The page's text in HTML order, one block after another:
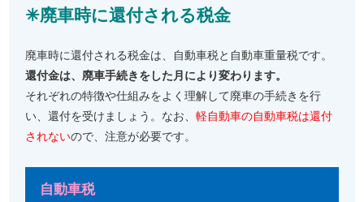
✳︎廃車時に還付される税金
廃車時に還付される税金は、自動車税と自動車重量税です。
還付金は、廃車手続きをした月により変わります。
それぞれの特徴や仕組みをよく理解して廃車の手続きを行
い、還付を受けましょう。なお、軽自動車の自動車税は還付
されないので、注意が必要です。
自動車税